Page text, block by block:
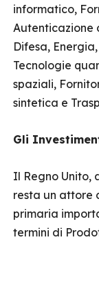
informatico,
Difesa,
Tecnologie
spaziali,
sintetica e
Gli
Il Regno Unito,
resta un attore
primaria
termini di